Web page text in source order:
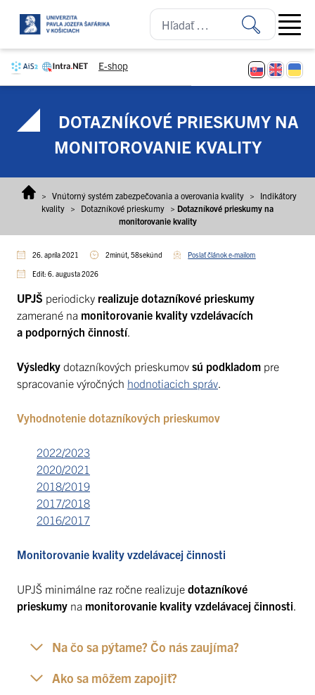
E-shop
Open
DOTAZNÍKOVÉ PRIESKUMY NA
MONITOROVANIE KVALITY
> Vnútorný systém zabezpečovania a overovania kvality >
Indikátory
kvality > Dotazníkové prieskumy > Dotazníkové prieskumy na
monitorovanie kvality
26. apríla 2021 2minút, 58sekúnd Poslať článok e-mailom
Edit: 6. augusta 2026
UPJŠ periodicky realizuje dotazníkové prieskumy
zamerané na monitorovanie kvality vzdelávacích
a podporných činností.
Výsledky dotazníkových prieskumov sú podkladom pre
spracovanie výročných hodnotiacich správ
Vyhodnotenie dotazníkových prieskumov
2022/2023
2020/2021
2018/2019
2017/2018
2016/2017
Monitorovanie kvality vzdelávacej činnosti
UPJŠ minimálne raz ročne realizuje dotazníkové
prieskumy na monitorovanie kvality vzdelávacej činnosti
Na čo sa pýtame? Čo nás zaujíma?
Ako sa môžem zapojiť?